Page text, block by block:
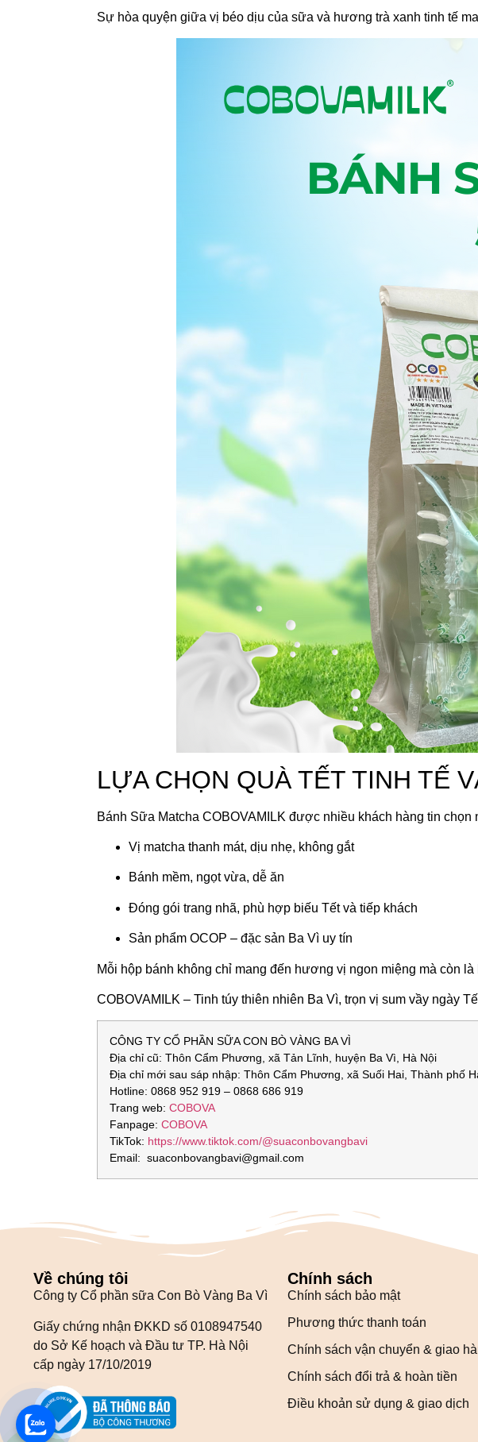
Sự hòa quyện giữa vị béo dịu của sữa và hương trà xanh tinh tế
LỰA CHỌN QUÀ TẾT TINH TẾ
Bánh Sữa Matcha COBOVAMILK được nhiều khách hàng tin chọn
Vị matcha thanh mát, dịu nhẹ, không gắt
Bánh mềm, ngọt vừa, dễ ăn
Đóng gói trang nhã, phù hợp biếu Tết và tiếp khách
Sản phẩm OCOP – đặc sản Ba Vì uy tín
Mỗi hộp bánh không chỉ mang đến hương vị ngon miệng mà còn
COBOVAMILK – Tinh túy thiên nhiên Ba Vì, trọn vị sum vầy ngày
CÔNG TY CỔ PHẦN SỮA CON BÒ VÀNG BA VÌ
Địa chỉ cũ: Thôn Cẩm Phương, xã Tản Lĩnh, huyện Ba Vì, Hà Nội
Địa chỉ mới sau sáp nhập: Thôn Cẩm Phương, xã Suối Hai, Thành phố
Hotline: 0868 952 919 – 0868 686 919
Trang web: COBOVA
Fanpage: COBOVA
TikTok: https://www.tiktok.com/@suaconbovangbavi
Email: suaconbovangbavi@gmail.com
Về chúng tôi
Công ty Cổ phần sữa Con Bò Vàng Ba Vì
Giấy chứng nhận ĐKKD số 0108947540
do Sở Kế hoạch và Đầu tư TP. Hà Nội
cấp ngày 17/10/2019
Chính sách
Chính sách bảo mật
Phương thức thanh toán
Chính sách vận chuyển & giao
Chính sách đổi trả & hoàn tiền
Điều khoản sử dụng & giao dịch